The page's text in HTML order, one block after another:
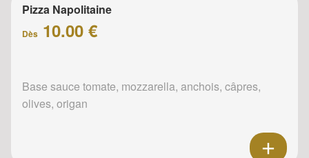
Pizza Napolitaine
Dès 10.00 €
Base sauce tomate, mozzarella, anchois, câpres,
olives, origan